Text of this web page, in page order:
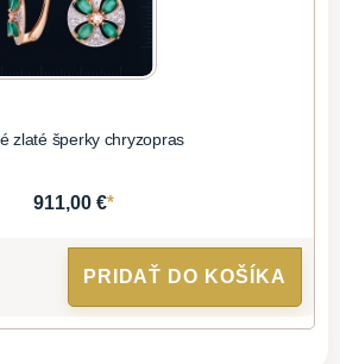
zlaté šperky chryzopras
911,00 €*
PRIDAŤ DO KOŠÍKA